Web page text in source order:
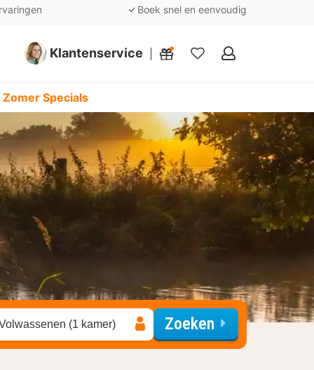
Boek snel en eenvoudig
Klantenservice
Mijn
Specials
(1 kamer) Zoeken